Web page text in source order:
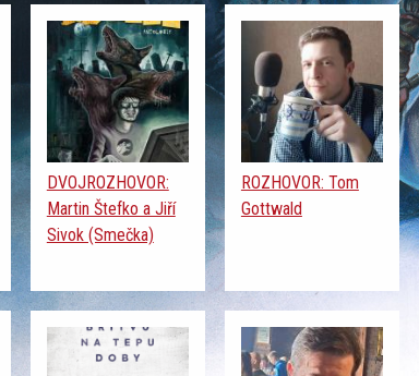
DVOJROZHOVOR:
Martin Štefko a Jiří
Sivok (Smečka)
ROZHOVOR: Tom
Gottwald